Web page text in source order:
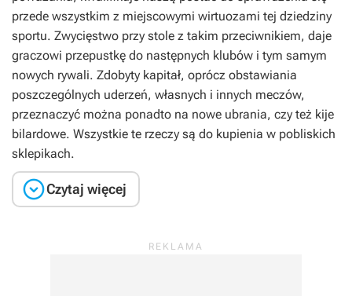
przede wszystkim z miejscowymi wirtuozami tej dziedziny
sportu. Zwycięstwo przy stole z takim przeciwnikiem, daje
graczowi przepustkę do następnych klubów i tym samym
nowych rywali. Zdobyty kapitał, oprócz obstawiania
poszczególnych uderzeń, własnych i innych meczów,
przeznaczyć można ponadto na nowe ubrania, czy też kije
bilardowe. Wszystkie te rzeczy są do kupienia w pobliskich
sklepikach.
Czytaj więcej